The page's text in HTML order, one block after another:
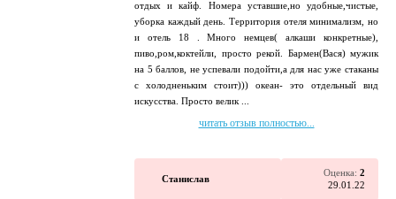
отдых и кайф. Номера уставшие,но удобные,чистые,
уборка каждый день. Территория отеля минимализм, но
и отель 18 . Много немцев( алкаши конкретные),
пиво,ром,коктейли, просто рекой. Бармен(Вася) мужик
на 5 баллов, не успевали подойти,а для нас уже стаканы
с холодненьким стоит))) океан- это отдельный вид
искусства. Просто велик ...
читать отзыв полностью...
Станислав
Оценка: 2
29.01.22